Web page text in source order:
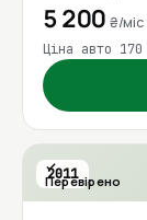
5 200₴/міс
Ціна авто
2011
Перевірено